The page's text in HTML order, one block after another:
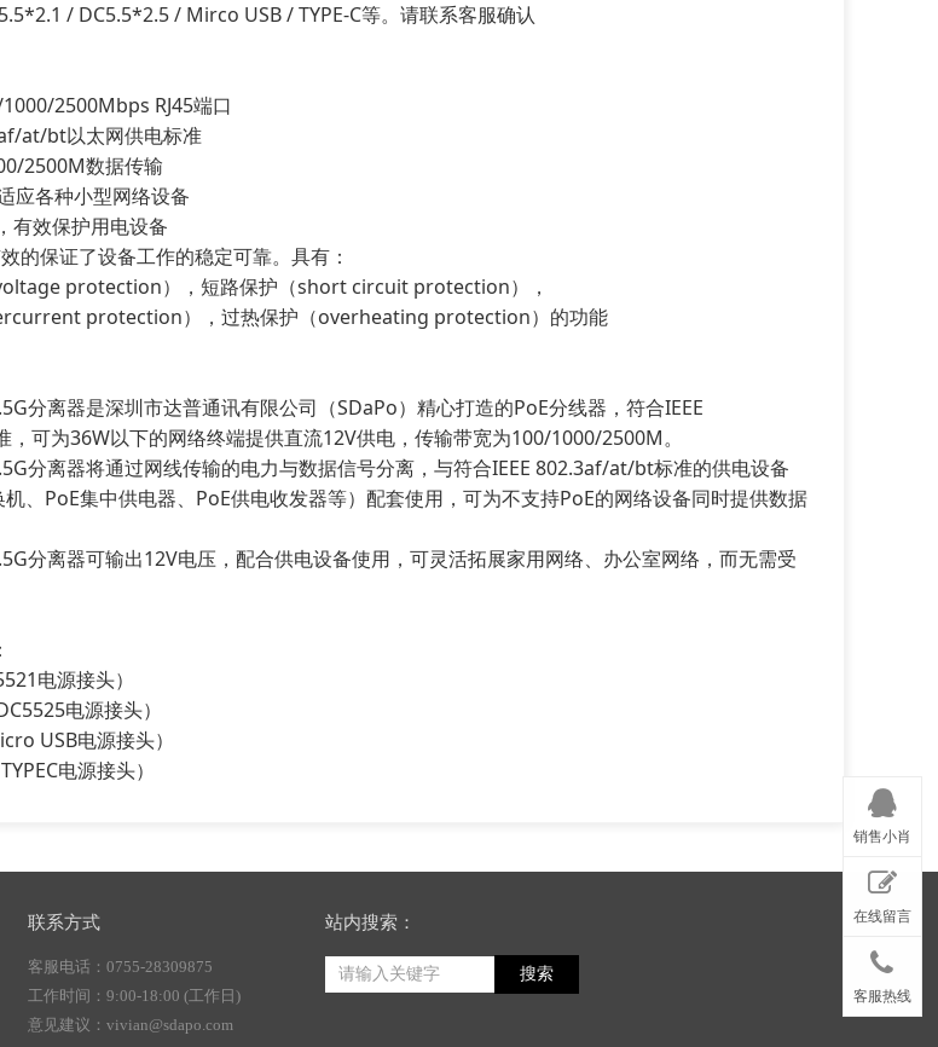
/ DC5.5*2.5 / Mirco USB / TYPE-C等。请联系客服确认
2500Mbps RJ45端口
at/bt以太网供电标准
2500M数据传输
应各种小型网络设备
有效保护用电设备
的保证了设备工作的稳定可靠。具有：
protection），短路保护（short circuit protection），
protection），过热保护（overheating protection）的功能
分离器是深圳市达普通讯有限公司（SDaPo）精心打造的PoE分线器，符合IEEE
可为36W以下的网络终端提供直流12V供电，传输带宽为100/1000/2500M。
分离器将通过网线传输的电力与数据信号分离，与符合IEEE 802.3af/at/bt标准的供电设备
机、PoE集中供电器、PoE供电收发器等）配套使用，可为不支持PoE的网络设备同时提供数据
分离器可输出12V电压，配合供电设备使用，可灵活拓展家用网络、办公室网络，而无需受
电源接头）
电源接头）
USB电源接头）
电源接头）
联系方式
客服电话：0755-28309875
工作时间：9:00-18:00 (工作日)
意见建议：vivian@sdapo.com
站内搜索：
搜索
销售小肖
在线留言
客服热线